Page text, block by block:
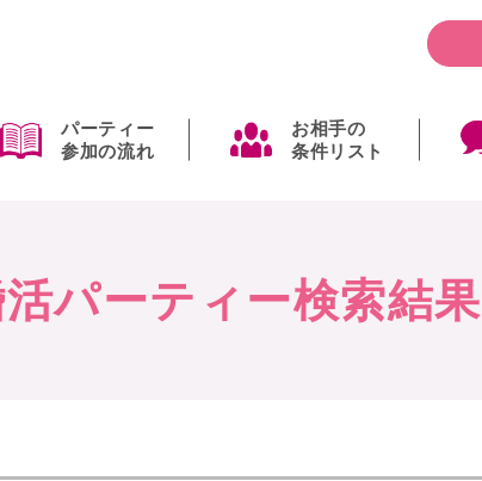
パーティー
参加の流れ
お相手の
条件リスト
パーティー検索結果